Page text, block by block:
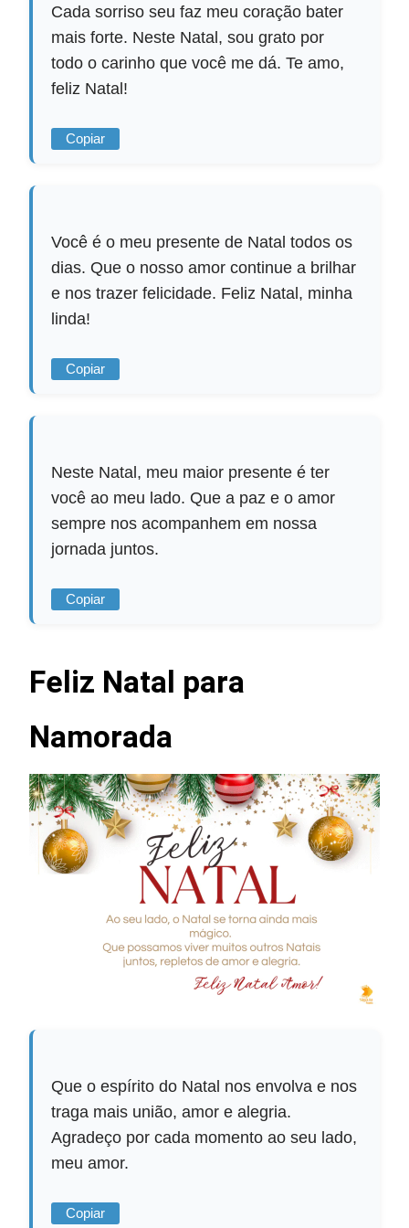
Cada sorriso seu faz meu coração bater
mais forte. Neste Natal, sou grato por
todo o carinho que você me dá. Te amo,
feliz Natal!
Copiar
Você é o meu presente de Natal todos os
dias. Que o nosso amor continue a brilhar
e nos trazer felicidade. Feliz Natal, minha
linda!
Copiar
Neste Natal, meu maior presente é ter
você ao meu lado. Que a paz e o amor
sempre nos acompanhem em nossa
jornada juntos.
Copiar
Feliz Natal para
Namorada
Que o espírito do Natal nos envolva e nos
traga mais união, amor e alegria.
Agradeço por cada momento ao seu lado,
meu amor.
Copiar